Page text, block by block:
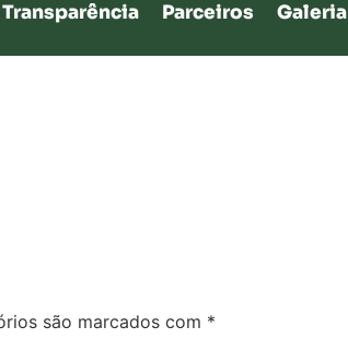
Transparência Parceiros Galeria
são marcados com *